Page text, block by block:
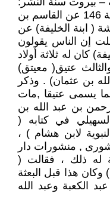
1415 – 1995 , الجزء الرابع الصفحة 146 عن القاسم بن
( ابنة الخليفة) عن
إن الناس يقولون
كان له ثلاثة أولاد
عتيق( معيتق)
بن عثمان) . وذكر
يسمى عتيقا ,مات
بن عبد الله بن
في كتابه (
لابن هشام ) ،
, منشورات دار
له ذلك ، فقالت (
هذا قبل البعثة
الكعبة وعبد الله